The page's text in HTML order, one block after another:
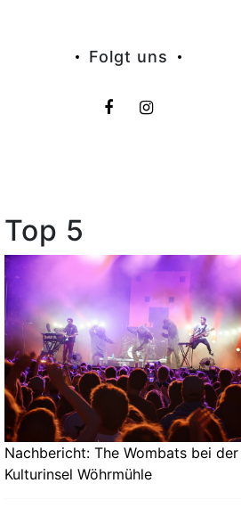
Folgt uns
Top 5
Nachbericht: The Wombats bei der
Kulturinsel Wöhrmühle